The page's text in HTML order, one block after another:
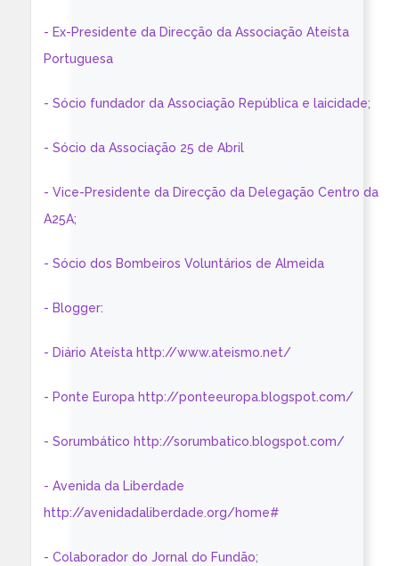
- Ex-Presidente da Direcção da Associação Ateísta
Portuguesa
- Sócio fundador da Associação República e laicidade;
- Sócio da Associação 25 de Abril
- Vice-Presidente da Direcção da Delegação Centro da
A25A;
- Sócio dos Bombeiros Voluntários de Almeida
- Blogger:
- Diário Ateísta http://www.ateismo.net/
- Ponte Europa http://ponteeuropa.blogspot.com/
- Sorumbático http://sorumbatico.blogspot.com/
- Avenida da Liberdade
http://avenidadaliberdade.org/home#
- Colaborador do Jornal do Fundão;